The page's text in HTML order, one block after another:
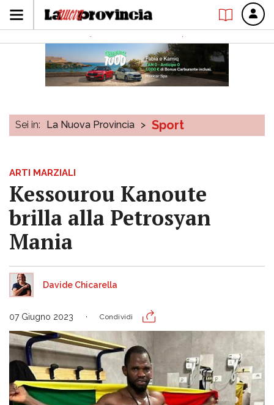
Sei in: La Nuova Provincia > Sport
ARTI MARZIALI
Kessourou Kanoute
brilla alla Petrosyan
Mania
Davide Chicarella
07 Giugno 2023 Condividi